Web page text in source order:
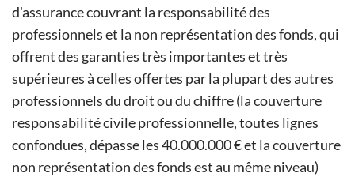
d'assurance couvrant la responsabilité des
professionnels et la non représentation des fonds, qui
offrent des garanties très importantes et très
supérieures à celles offertes par la plupart des autres
professionnels du droit ou du chiffre (la couverture
responsabilité civile professionnelle, toutes lignes
confondues, dépasse les 40.000.000 € et la couverture
non représentation des fonds est au même niveau)